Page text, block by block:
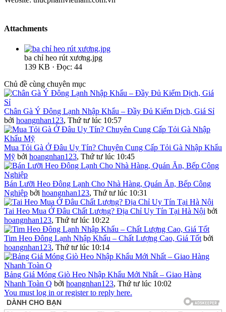
Attachments
ba chỉ heo rút xương.jpg
139 KB · Đọc: 44
Chủ đề cùng chuyên mục
Chân Gà Ý Đông Lạnh Nhập Khẩu – Đầy Đủ Kiểm Dịch, Giá Sỉ
bởi hoangnhan123, Thứ tư lúc 10:57
Mua Tỏi Gà Ở Đâu Uy Tín? Chuyên Cung Cấp Tỏi Gà Nhập Khẩu
Mỹ bởi hoangnhan123, Thứ tư lúc 10:45
Bán Lưỡi Heo Đông Lạnh Cho Nhà Hàng, Quán Ăn, Bếp Công
Nghiệp bởi hoangnhan123, Thứ tư lúc 10:31
Tai Heo Mua Ở Đâu Chất Lượng? Địa Chỉ Uy Tín Tại Hà Nội bởi
hoangnhan123, Thứ tư lúc 10:22
Tim Heo Đông Lạnh Nhập Khẩu – Chất Lượng Cao, Giá Tốt bởi
hoangnhan123, Thứ tư lúc 10:14
Bảng Giá Móng Giò Heo Nhập Khẩu Mới Nhất – Giao Hàng
Nhanh Toàn Q bởi hoangnhan123, Thứ tư lúc 10:02
You must log in or register to reply here.